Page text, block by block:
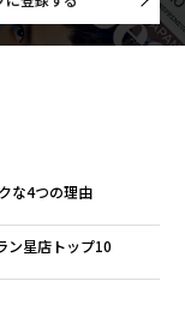
な4つの理由
星店トップ10